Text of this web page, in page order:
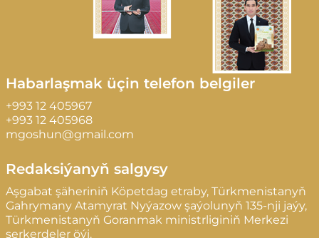
Habarlaşmak üçin telefon belgiler
+993 12 405967
+993 12 405968
mgoshun@gmail.com
Redaksiýanyň salgysy
Aşgabat şäheriniň Köpetdag etraby, Türkmenistanyň
Gahrymany Atamyrat Nyýazow şaýolunyň 135-nji jaýy,
Türkmenistanyň Goranmak ministrliginiň Merkezi
serkerdeler öýi.